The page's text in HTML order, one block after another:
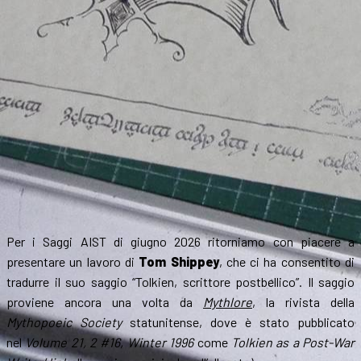
Per i Saggi AIST di giugno 2026 ritorniamo con piacere a
presentare un lavoro di Tom Shippey, che ci ha consentito di
tradurre il suo saggio “Tolkien, scrittore postbellico”. Il saggio
proviene ancora una volta da Mythlore, la rivista della
Mythopoeic Societystatunitense, dove è stato pubblicato
nelVolume 21, 2 #16, Winter 1996come Tolkien as a Post-War